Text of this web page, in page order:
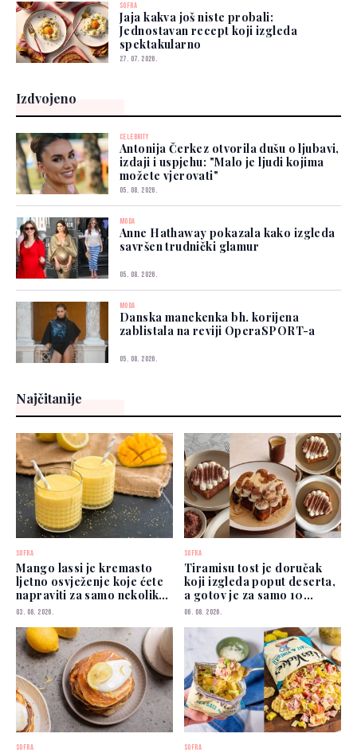
SOFRA
Jaja kakva još niste probali:
Jednostavan recept koji izgleda
spektakularno
27. 07. 2026.
Izdvojeno
CELEBRITY
Antonija Čerkez otvorila dušu o ljubavi,
izdaji i uspjehu: "Malo je ljudi kojima
možete vjerovati"
05. 08. 2026.
MODA
Anne Hathaway pokazala kako izgleda
savršen trudnički glamur
05. 08. 2026.
MODA
Danska manekenka bh. korijena
zablistala na reviji OperaSPORT-a
05. 08. 2026.
Najčitanije
SOFRA
Mango lassi je kremasto
ljetno osvježenje koje ćete
napraviti za samo nekoliko
minuta
03. 08. 2026.
SOFRA
Tiramisu tost je doručak
koji izgleda poput deserta,
a gotov je za samo 10
minuta
06. 08. 2026.
SOFRA SOFRA